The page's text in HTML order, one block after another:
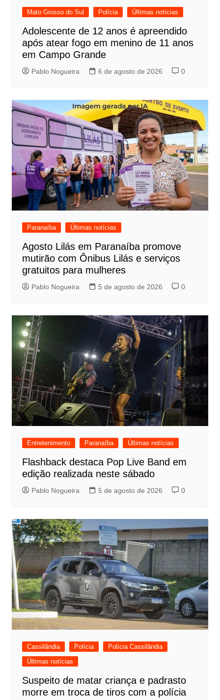
Mato Grosso do Sul Polícia Últimas notícias
Adolescente de 12 anos é apreendido
após atear fogo em menino de 11 anos
em Campo Grande
Pablo Nogueira 6 de agosto de 2026 0
Paranaíba Últimas notícias
Agosto Lilás em Paranaíba promove
mutirão com Ônibus Lilás e serviços
gratuitos para mulheres
Pablo Nogueira 5 de agosto de 2026 0
Entretenimento Paranaíba Últimas notícias
Flashback destaca Pop Live Band em
edição realizada neste sábado
Pablo Nogueira 5 de agosto de 2026 0
Cassilândia Polícia
Polícia Cassilândia
Últimas notícias
Suspeito de matar criança e padrasto
morre em troca de tiros com a polícia